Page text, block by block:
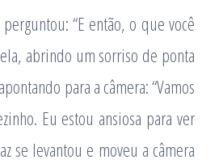
“E então, o que você
abrindo um sorriso de ponta
para a câmera: “Vamos
Eu estou ansiosa para ver
se levantou e moveu a câmera